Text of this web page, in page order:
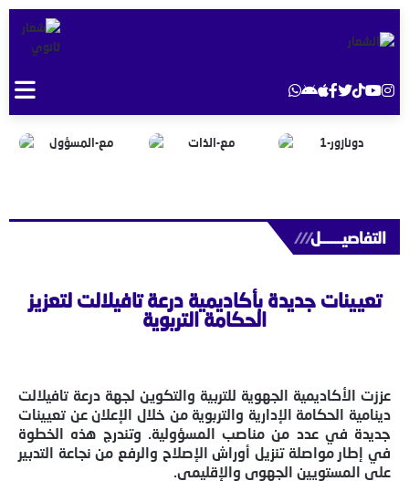
التفاصيــــــل///
تعيينات جديدة بأكاديمية درعة تافيلالت لتعزيز
الحكامة التربوية
عززت الأكاديمية الجهوية للتربية والتكوين لجهة درعة تافيلالت
دينامية الحكامة الإدارية والتربوية من خلال الإعلان عن تعيينات
جديدة في عدد من مناصب المسؤولية. وتندرج هذه الخطوة
في إطار مواصلة تنزيل أوراش الإصلاح والرفع من نجاعة التدبير
على المستويين الجهوي والإقليمي.